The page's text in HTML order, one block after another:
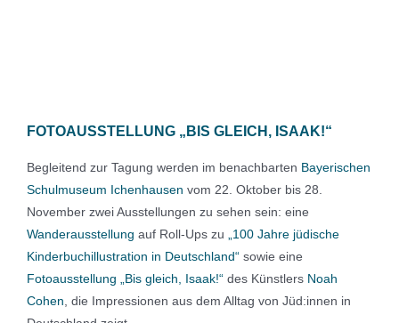
FOTOAUSSTELLUNG „BIS GLEICH, ISAAK!“
Begleitend zur Tagung werden im benachbarten Bayerischen
Schulmuseum Ichenhausen vom 22. Oktober bis 28.
November zwei Ausstellungen zu sehen sein: eine
Wanderausstellung auf Roll-Ups zu
„100 Jahre jüdische
Kinderbuchillustration in Deutschland“sowie eine
Fotoausstellung „Bis gleich, Isaak!“des Künstlers Noah
Cohen , die Impressionen aus dem Alltag von Jüd:innen in